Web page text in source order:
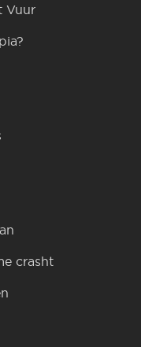
Vuur
crasht